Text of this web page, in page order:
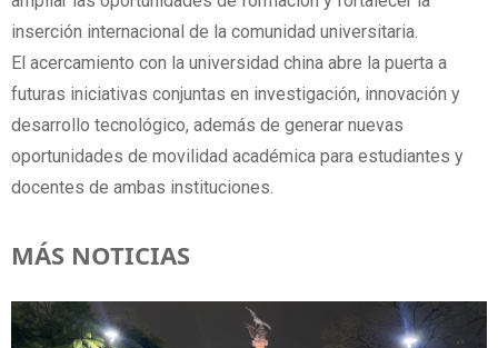
inserción internacional de la comunidad universitaria.
El acercamiento con la universidad china abre la puerta a
futuras iniciativas conjuntas en investigación, innovación y
desarrollo tecnológico, además de generar nuevas
oportunidades de movilidad académica para estudiantes y
docentes de ambas instituciones.
MÁS NOTICIAS